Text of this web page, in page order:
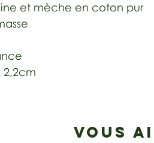
et mèche en coton pur
2,2cm
VOUS